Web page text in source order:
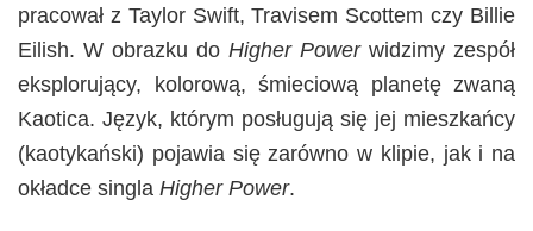
pracował z Taylor Swift, Travisem Scottem czy Billie
Eilish. W obrazku do Higher Powerwidzimy zespół
eksplorujący, kolorową, śmieciową planetę zwaną
Kaotica. Język, którym posługują się jej mieszkańcy
(kaotykański) pojawia się zarówno w klipie, jak i na
okładce singla Higher Power.